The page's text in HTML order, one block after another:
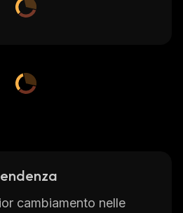
cambiamento nelle